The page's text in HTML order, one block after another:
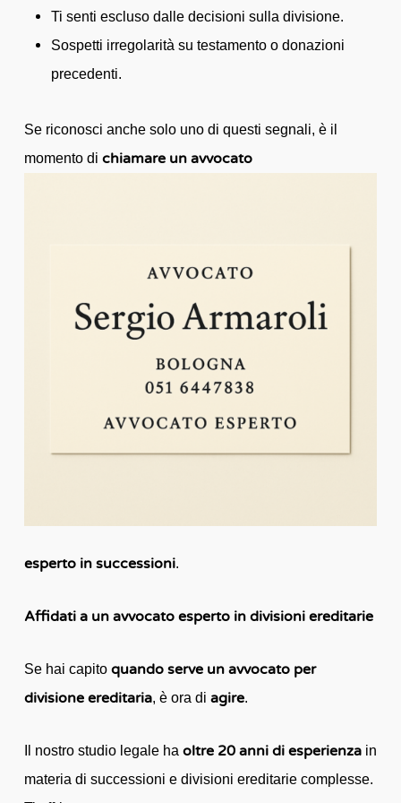
Ti senti escluso dalle decisioni sulla divisione.
Sospetti irregolarità su testamento o donazioni
precedenti.
Se riconosci anche solo uno di questi segnali, è il
momento di chiamare un avvocato
esperto in successioni.
Affidati a un avvocato esperto in divisioni ereditarie
Se hai capito quando serve un avvocato per
divisione ereditaria, è ora di agire.
Il nostro studio legale ha oltre 20 anni di esperienzain
materia di successioni e divisioni ereditarie complesse.